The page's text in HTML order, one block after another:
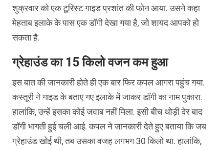
शुक्रवार को एक टूरिस्ट गाइड प्रशांत की फोन आया. उसने कहा
मेहताब इलाके के पास एक डॉगी देखा गया है, जो शायद आपको हो
सकता है.
ग्रेहाउंड का 15 किलो वजन कम हुआ
इस बात की जानकारी होते ही एक बार फिर कपल आगरा पहुंच गया.
कस्तूरी ने गाइड के बताए गए इलाके में जाकर डॉगी का नाम पुकारा.
हालांकि, उन्हें इसका कोई जवाब नहीं मिला. इसी बीच थोड़ी देर बाद
डॉगी भागती हुई चली आई. कपल ने जानकारी देते हुए बताया कि जब
ग्रेहाउंड खोई थी, तब उसका वजह लगभग 30 किलो था. हालांकि,